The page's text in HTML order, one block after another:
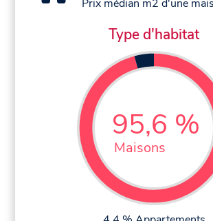
Prix médian m2 d'une
Type d'habitat
95,6 %
Maisons